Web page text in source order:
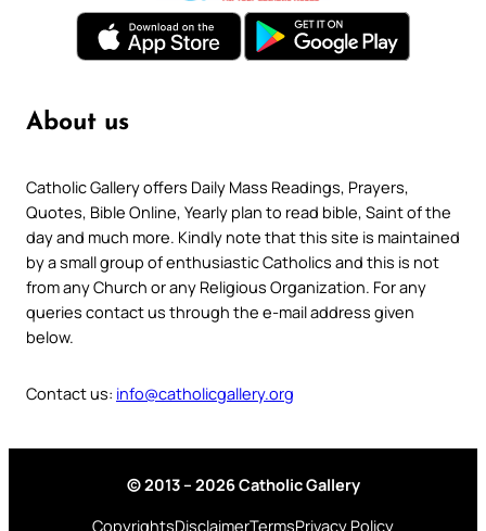
About us
Catholic Gallery offers Daily Mass Readings, Prayers,
Quotes, Bible Online, Yearly plan to read bible, Saint of the
day and much more. Kindly note that this site is maintained
by a small group of enthusiastic Catholics and this is not
from any Church or any Religious Organization. For any
queries contact us through the e-mail address given
below.
Contact us: info@catholicgallery.org
© 2013 – 2026 Catholic Gallery
CopyrightsDisclaimerTermsPrivacy Policy